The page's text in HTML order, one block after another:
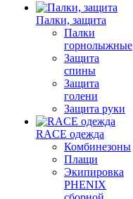
Палки, защита
Палки
горнолыжные
Защита
спины
Защита
голени
Защита руки
RACE одежда
Комбинезоны
Плащи
Экипировка
PHENIX